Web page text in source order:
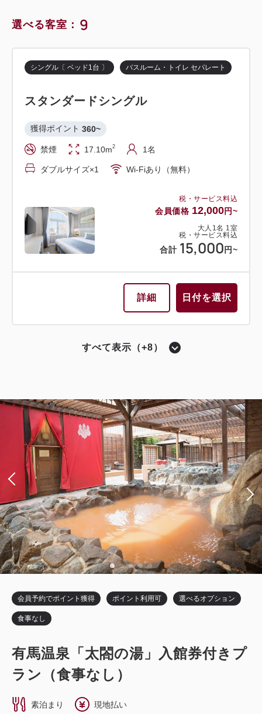
会員価格
合計 13,000円~
ツイン〔 ベッド2台 〕
禁煙 21.10m 2 1~2名
セミダブル×2
日付を選択
税・サービス料込
会員価格 11,280 円~
大人1名1室
税・サービス料込
合計 14,100円~
モデレートツイン
禁煙 24.40m 1~2名
セミダブル×2 Wi-Fiあり（無料）
詳細 日付を選択
ツイン〔 ベッド2台 〕
スーペリアツイン
獲得ポイント 391~
選べる客室： 9
税・サービス料込
会員価格 12,000円~
大人 1 名 1 室
税・サービス料込
合計 15,000円~
シングル〔 ベッド1台 〕 バスルーム・トイレ セパレート
スタンダードシングル
獲得ポイント 360~
禁煙 17.10m2 1名
ダブルサイズ×1 Wi-Fiあり（無料）
詳細 日付を選択
税・サービス料込
会員価格 12,800円~
大人1名1室
合計 16,000円~
スタンダードシングル（シアタービュ
ー）
獲得ポイント 384~
禁煙 17.10m2 1名
ダブルサイズ×1 Wi-Fiあり（無料）
詳細 日付を選択
ダブル〔 ベッド1台 〕
すべて表示（+8）
会員予約でポイント獲得 ポイント利用可 選べるオプション
食事なし
有馬温泉「太閤の湯」入館券付きプ
ラン（食事なし）
素泊まり 現地払い